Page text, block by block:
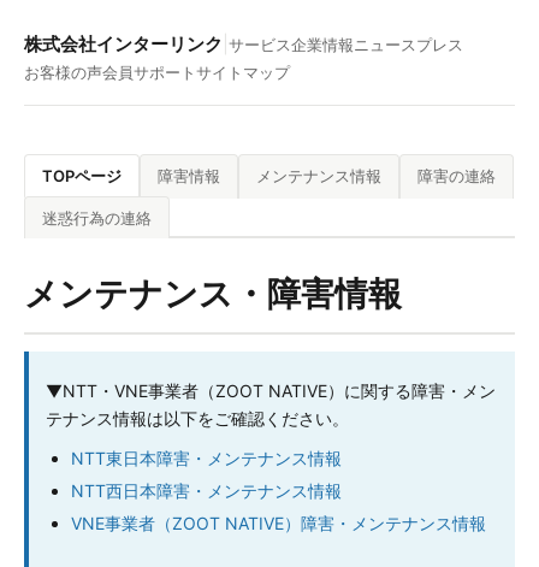
株式会社インターリンク サービス企業情報ニュースプレス
お客様の声会員サポートサイトマップ
TOPページ 障害情報 メンテナンス情報 障害の連絡
迷惑行為の連絡
メンテナンス・障害情報
▼NTT・VNE事業者（ZOOT NATIVE）に関する障害・メン
テナンス情報は以下をご確認ください。
NTT東日本障害・メンテナンス情報
NTT西日本障害・メンテナンス情報
VNE事業者（ZOOT NATIVE）障害・メンテナンス情報